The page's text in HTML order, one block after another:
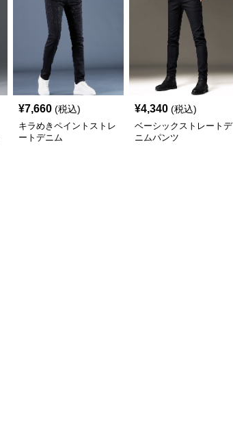
¥7,660 (税込)
キラめきペイントストレ
ートデニム
¥4,340 (税込)
ベーシックストレートデ
ニムパンツ